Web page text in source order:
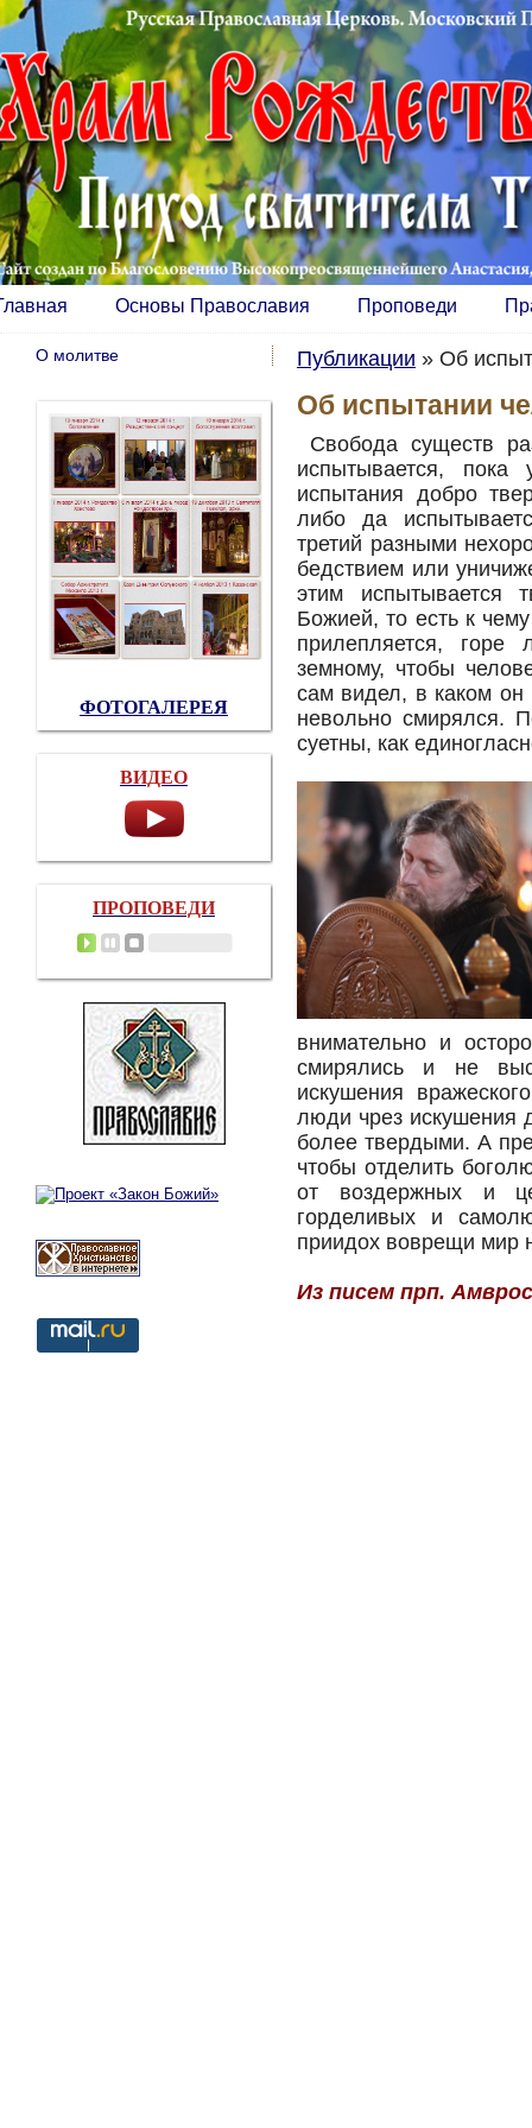
Основы Православия Проповеди
Публикации » Об
Об испытании
Свобода существ
испытывается,
испытания добро
либо да
третий разными
бедствием или
этим
Божией, то есть к
прилепляется,
земному, чтобы
сам видел, в каком он
невольно смирялся.
суетны, как
внимательно и
смирялись и не
искушения
люди чрез искушения
более твердыми. А
чтобы отделить
от воздержных и
горделивых и
приидох воврещи мир
Из писем прп.
О молитве
ФОТОГАЛЕРЕЯ
ВИДЕО
ПРОПОВЕДИ